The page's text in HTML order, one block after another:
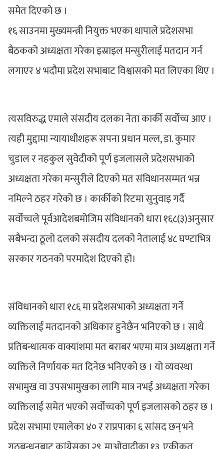
समेत दिएको छ ।
१६ साउनमा मुख्यमन्त्री नियुक्त भएका थापाले प्रदेशसभा
बैठकको अध्यक्षता गरेका इस्राइल मन्सुरीलाई मतदान गर्न
लगाएर ४ भदौमा प्रदेश सभाबाट विश्वासको मत लिएका थिए ।
त्यसविरुद्ध एमाले संसदीय दलका नेता कार्की सर्वोच्च आए ।
त्यही मुद्दामा न्यायाधीशहरू सपना प्रधान मल्ल, डा. कुमार
चुडाल र नहकुल सुवेदीको पूर्ण इजलासले प्रदेशसभाको
अध्यक्षता गरेका मन्सुरीले दिएको मत संविधानसम्मत भन्न
नमिल्ने ठहर गरेको छ । कार्कीको रिटमा सुनुवाइ गर्दै
सर्वोच्चले पूर्वआदेशबमोजिम संविधानको धारा १६८(३)अनुसार
सबैभन्दा ठूलो दलको संसदीय दलको नेतालाई ४८ घण्टाभित्र
सरकार गठनको परमादेश दिएको हो।
संविधानको धारा १८६ मा प्रदेशसभाको अध्यक्षता गर्ने
व्यक्तिलाई मतदानको अधिकार हुनेछैन भनिएको छ । साथै
प्रतिबन्धात्मक वाक्यांशमा मत बराबर भएमा मात्र अध्यक्षता गर्ने
व्यक्तिले निर्णायक मत दिनेछ भनिएको छ । यो व्यवस्था
सभामुख वा उपसभामुखका लागि मात्र नभई अध्यक्षता गरेका
व्यक्तिलाई समेत भएको सर्वोच्चको पूर्ण इजलासको ठहर छ ।
प्रदेश सभामा एमालेका ४० र राप्रपाका ६ सांसद छन् भने